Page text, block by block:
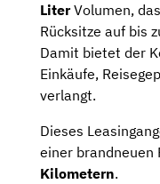
LiterVolumen,
Rücksitze auf bis
Damit bietet der
Einkäufe,
verlangt.
Dieses
einer brandneuen
Kilometern.